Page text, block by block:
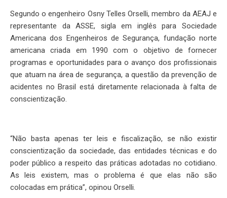
Segundo o engenheiro Osny Telles Orselli, membro da AEAJ e
representante da ASSE, sigla em inglês para Sociedade
Americana dos Engenheiros de Segurança, fundação norte
americana criada em 1990 com o objetivo de fornecer
programas e oportunidades para o avanço dos profissionais
que atuam na área de segurança, a questão da prevenção de
acidentes no Brasil está diretamente relacionada à falta de
conscientização.
“Não basta apenas ter leis e fiscalização, se não existir
conscientização da sociedade, das entidades técnicas e do
poder público a respeito das práticas adotadas no cotidiano.
As leis existem, mas o problema é que elas não são
colocadas em prática”, opinou Orselli.